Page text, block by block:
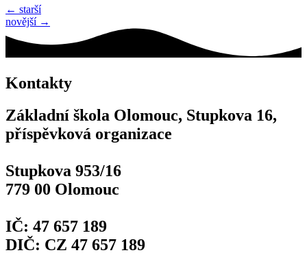
← starší
novější →
Kontakty
Základní škola Olomouc, Stupkova 16,
příspěvková organizace
Stupkova 953/16
779 00 Olomouc
IČ: 47 657 189
DIČ: CZ 47 657 189